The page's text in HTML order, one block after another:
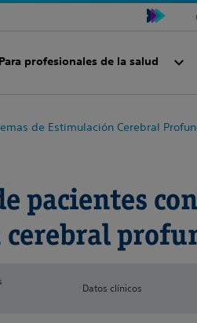
Para profesionales de la salud
de Estimulación Cerebral
pacientes
Datos clínicos